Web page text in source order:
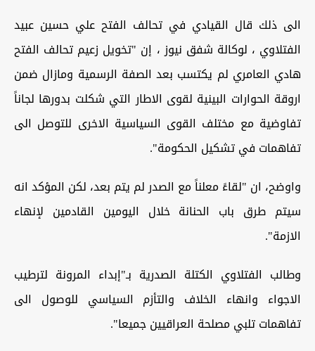
الى ذلك قال القيادي في تحالف الفتح علي حسين عبيد
الفتلاوي ، لوكالة شفق نيوز ، إن "تخويل زعيم تحالف الفتح
هادي العامري لم يكتسب بعد الصفة الرسمية ومازال ضمن
اروقة الحوارات البينية لقوى الاطار التي شكلت بدورها لجاناً
تفاوضية مع مختلف القوى السياسية الاخرى للتوصل الى
تفاهمات في تشكيل الحكومة".
واوضح، ان "لقاءً معلناً مع الصدر لم يتم بعد، لكن المؤكد انه
سيتم طرق باب الحنانة خلال اليومين القادمين لإنهاء
الازمة".
وطالب الفتلاوي الكتلة الصدرية بـ"إبداء المرونة لترطيب
الاجواء وانهاء الخلاف والتأزم السياسي للوصول الى
تفاهمات تلبي مصلحة العراقيين جميعا".